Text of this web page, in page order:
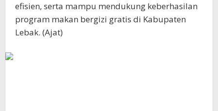
efisien, serta mampu mendukung keberhasilan
program makan bergizi gratis di Kabupaten
Lebak. (Ajat)